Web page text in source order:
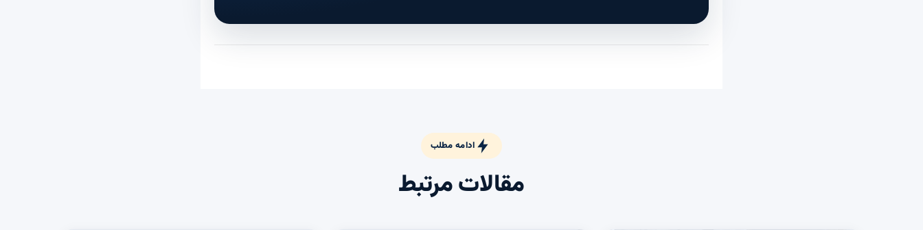
ادامه مطلب
مقالات مرتبط